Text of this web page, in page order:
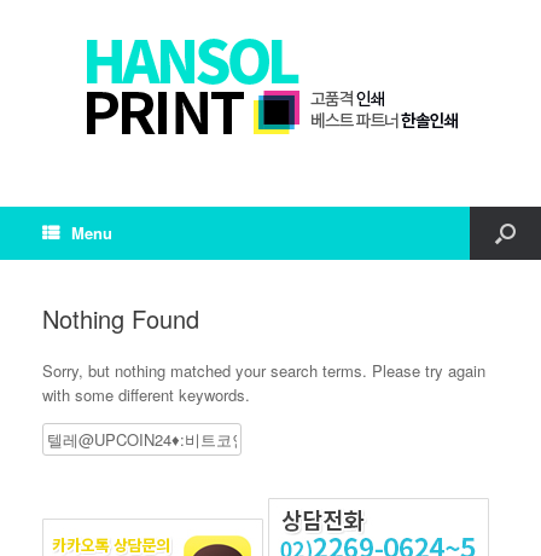
Menu
Nothing Found
Sorry, but nothing matched your search terms. Please try again
with some different keywords.
Search